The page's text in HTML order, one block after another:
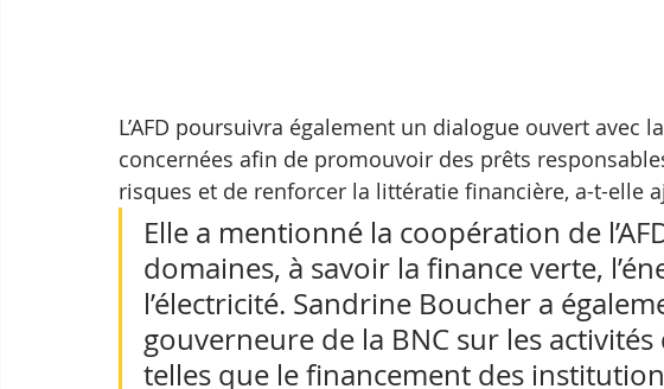
L’AFD poursuivra également un dialogue ouvert avec
concernées afin de promouvoir des prêts
risques et de renforcer la littératie financière, a-t-elle
Elle a mentionné la coopération de
domaines, à savoir la finance verte,
l’électricité. Sandrine Boucher a
gouverneure de la BNC sur les activités
telles que le financement des